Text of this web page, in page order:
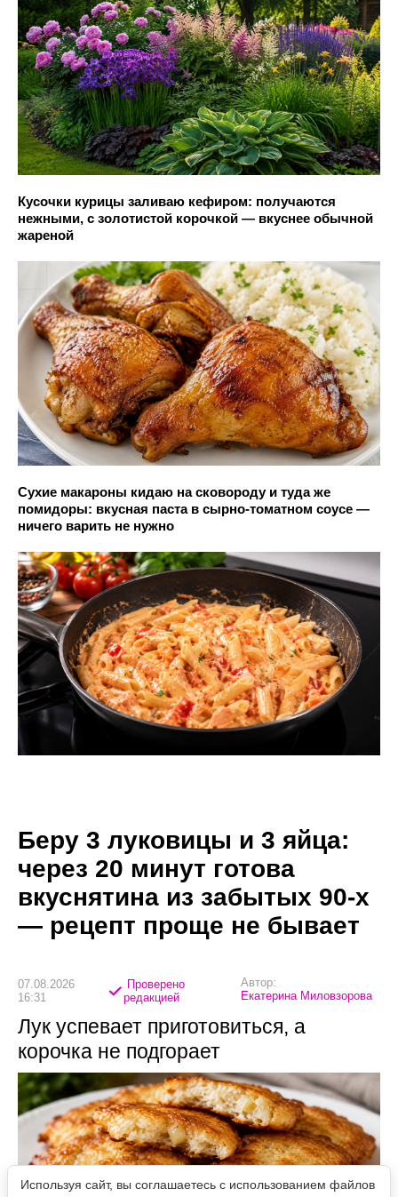
Кусочки курицы заливаю кефиром: получаются
нежными, с золотистой корочкой — вкуснее обычной
жареной
Сухие макароны кидаю на сковороду и туда же
помидоры: вкусная паста в сырно-томатном соусе —
ничего варить не нужно
Беру 3 луковицы и 3 яйца:
через 20 минут готова
вкуснятина из забытых 90-х
— рецепт проще не бывает
07.08.2026
16:31
Проверено
редакцией
Автор:
Екатерина Миловзорова
Лук успевает приготовиться, а
корочка не подгорает
Используя сайт, вы соглашаетесь с использованием файлов